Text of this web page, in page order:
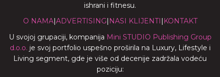
ishrani i fitnesu.
O NAMA|ADVERTISING| NASI KLIJENTI | KONTAKT
U svojoj grupaciji, kompanija Mini STUDIO Publishing Group
d.o.o. je svoj portfolio uspešno proširila na Luxury, Lifestyle i
Living segment, gde je više od decenije zadržala vodeću
poziciju: